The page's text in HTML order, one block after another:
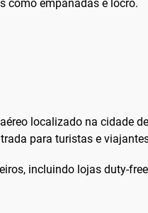
como empanadas e locro.
localizado na cidade
para turistas e
incluindo lojas duty-